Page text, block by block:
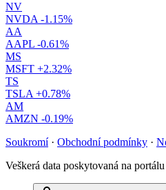
NV
NVDA -1.15%
AA
AAPL -0.61%
MS
MSFT +2.32%
TS
TSLA +0.78%
AM
AMZN -0.19%
Soukromí · Obchodní podmínky ·
Veškerá data poskytovaná na